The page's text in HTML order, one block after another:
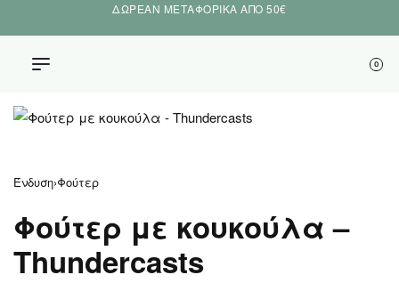
ΔΩΡΕΑΝ ΜΕΤΑΦΟΡΙΚΑ ΑΠΟ 50€
0
Ένδυση›Φούτερ
Φούτερ με κουκούλα –
Thundercasts